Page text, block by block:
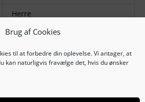
Brug af Cookies
til at forbedre din oplevelse. Vi antager, at
kan naturligvis fravælge det, hvis du ønsker
Herre
1ED,807
Polykarbonat